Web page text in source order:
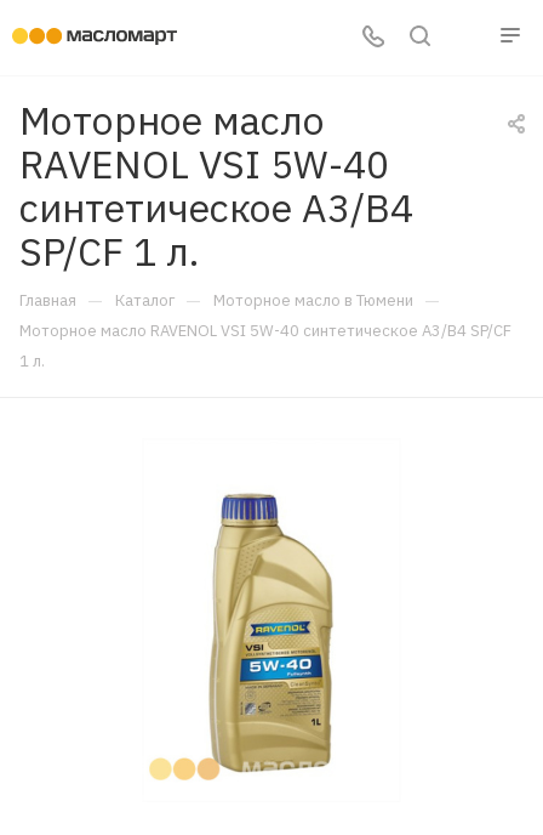
Моторное масло
RAVENOL VSI 5W-40
синтетическое A3/B4
SP/CF 1 л.
Главная — Каталог — Моторное масло в Тюмени —
Моторное масло RAVENOL VSI 5W-40 синтетическое A3/B4 SP/CF
1 л.